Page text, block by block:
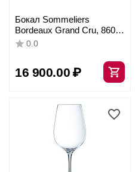
Бокал Sommeliers
Bordeaux Grand Cru, 860
мл, 4400/00, Riedel
0.0
16 900.00 ₽